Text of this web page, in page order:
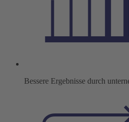
Bessere Ergebnisse durch